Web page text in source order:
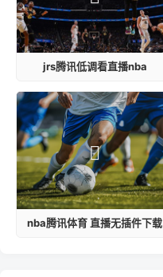
jrs腾讯低调看直播nba
nba腾讯体育 直播无插件下载